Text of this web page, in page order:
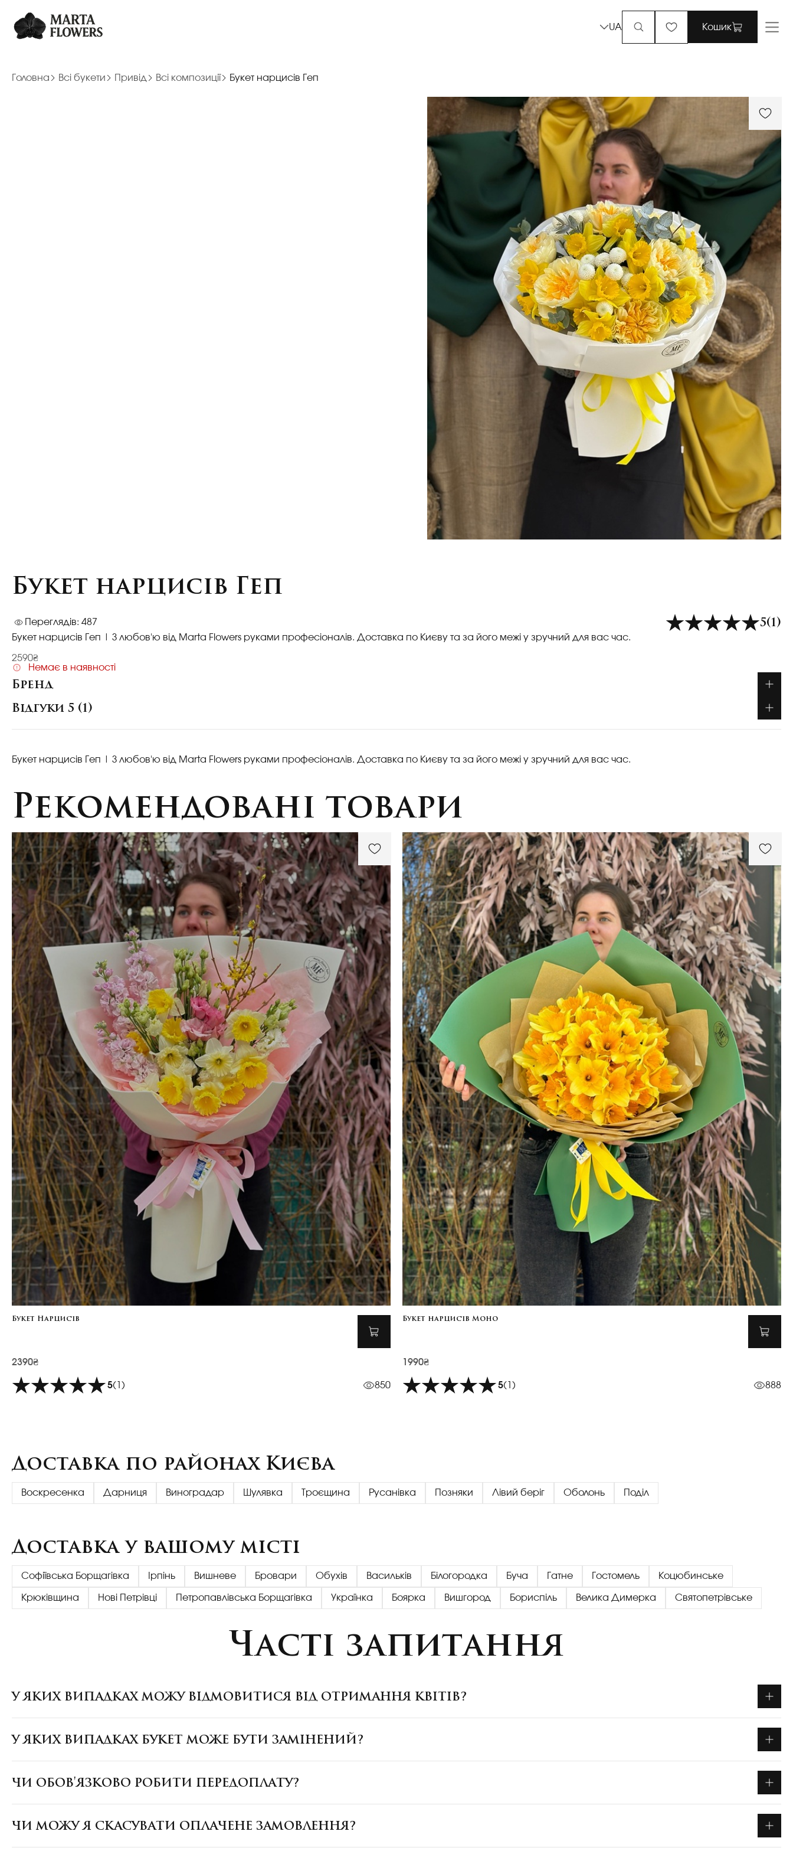
UA Кошик
Головна Всі букети Привід Всі композиції Букет нарцисів Геп
Букет нарцисів Геп
Переглядів: 487 5(1)
Букет нарцисів Геп | З любов'ю від Marta Flowers руками професіоналів. Доставка по Києву та за його межі у зручний для вас час.
2590₴
Немає в наявності
Бренд
Відгуки 5 (1)
Букет нарцисів Геп | З любов'ю від Marta Flowers руками професіоналів. Доставка по Києву та за його межі у зручний для вас час.
Рекомендовані товари
Букет Нарцисів
2390₴
5(1) 850
Букет нарцисів Моно
1990₴
5(1) 888
Доставка по районах Києва
Воскресенка Дарниця Виноградар Шулявка Троєщина Русанівка Позняки Лівий беріг Оболонь Поділ
Доставка у вашому місті
Софіївська Борщагівка Ірпінь Вишневе Бровари Обухів Васильків Білогородка Буча Гатне Гостомель Коцюбинське
Крюківщина Нові Петрівці Петропавлівська Борщагівка Українка Боярка Вишгород Бориспіль Велика Димерка Святопетрівське
Часті запитання
У ЯКИХ ВИПАДКАХ МОЖУ ВІДМОВИТИСЯ ВІД ОТРИМАННЯ КВІТІВ?
У ЯКИХ ВИПАДКАХ БУКЕТ МОЖЕ БУТИ ЗАМІНЕНИЙ?
ЧИ ОБОВ'ЯЗКОВО РОБИТИ ПЕРЕДОПЛАТУ?
ЧИ МОЖУ Я СКАСУВАТИ ОПЛАЧЕНЕ ЗАМОВЛЕННЯ?